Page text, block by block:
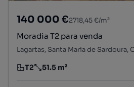
140 000 €2718,45 €/m²
Moradia T2 para venda
Lagartas, Santa Maria de Sardoura,
Tipologia
T2
Preço por metro quadrado
51.5 m²